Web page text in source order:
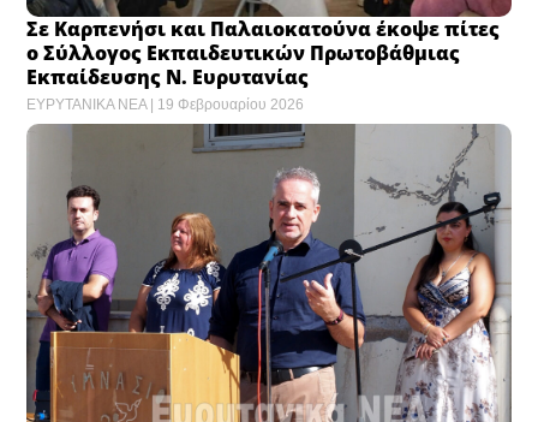
Σε Καρπενήσι και Παλαιοκατούνα έκοψε πίτες
ο Σύλλογος Εκπαιδευτικών Πρωτοβάθμιας
Εκπαίδευσης Ν. Ευρυτανίας
ΕΥΡΥΤΑΝΙΚΑ ΝΕΑ 19 Φεβρουαρίου 2026